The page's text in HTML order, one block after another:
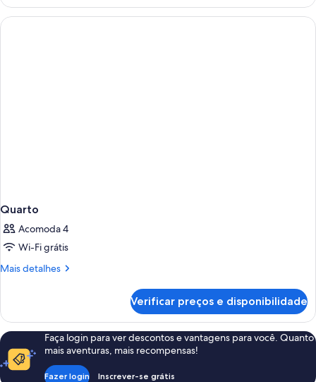
Quarto
Acomoda 4
Wi-Fi grátis
Mais detalhes
Mais
Verificar preços e disponibilidade
Faça login para ver descontos e vantagens para você. Quanto
mais aventuras, mais recompensas!
Fazer login Inscrever-se grátis